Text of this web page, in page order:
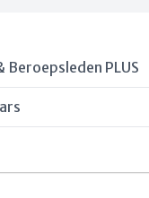
Beroepsleden PLUS